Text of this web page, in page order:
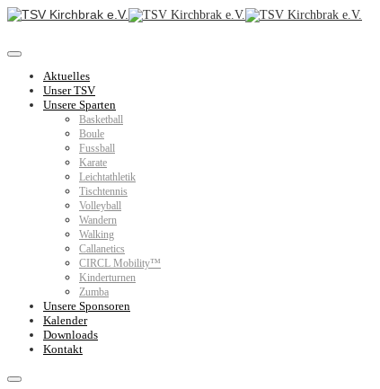
Aktuelles
Unser TSV
Unsere Sparten
Basketball
Boule
Fussball
Karate
Leichtathletik
Tischtennis
Volleyball
Wandern
Walking
Callanetics
CIRCL Mobility™
Kinderturnen
Zumba
Unsere Sponsoren
Kalender
Downloads
Kontakt